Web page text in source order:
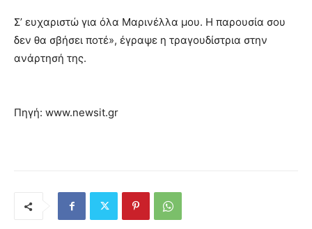
Σ’ ευχαριστώ για όλα Μαρινέλλα μου. Η παρουσία σου
δεν θα σβήσει ποτέ», έγραψε η τραγουδίστρια στην
ανάρτησή της.
Πηγή: www.newsit.gr